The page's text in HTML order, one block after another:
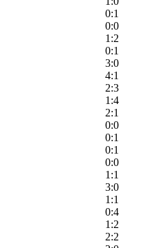
0:1
0:0
1:2
0:1
3:0
4:1
2:3
1:4
2:1
0:0
0:1
0:1
0:0
1:1
3:0
1:1
0:4
1:2
2:2